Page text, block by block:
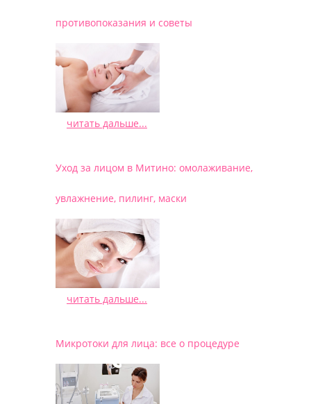
противопоказания и советы
читать дальше...
Уход за лицом в Митино: омолаживание,
увлажнение, пилинг, маски
читать дальше...
Микротоки для лица: все о процедуре